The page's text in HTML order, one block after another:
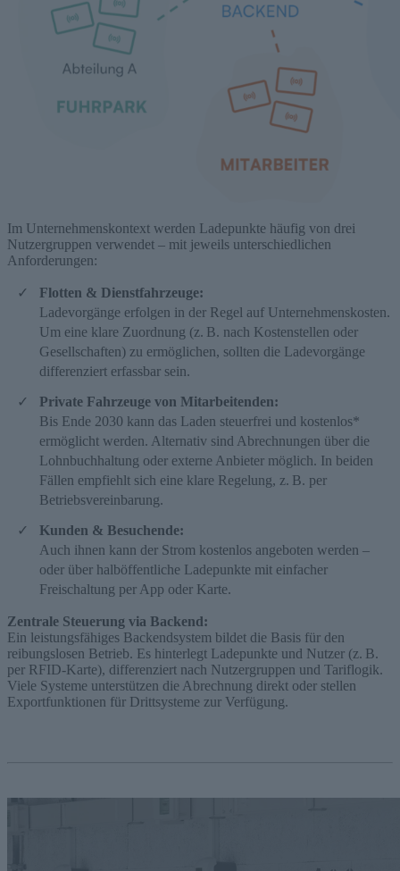
Im Unternehmenskontext werden Ladepunkte häufig von drei
Nutzergruppen verwendet – mit jeweils unterschiedlichen
Anforderungen:
Flotten & Dienstfahrzeuge:
Ladevorgänge erfolgen in der Regel auf Unternehmenskosten.
Um eine klare Zuordnung (z. B. nach Kostenstellen oder
Gesellschaften) zu ermöglichen, sollten die Ladevorgänge
differenziert erfassbar sein.
Private Fahrzeuge von Mitarbeitenden:
Bis Ende 2030 kann das Laden steuerfrei und kostenlos*
ermöglicht werden. Alternativ sind Abrechnungen über die
Lohnbuchhaltung oder externe Anbieter möglich. In beiden
Fällen empfiehlt sich eine klare Regelung, z. B. per
Betriebsvereinbarung.
Kunden & Besuchende:
Auch ihnen kann der Strom kostenlos angeboten werden –
oder über halböffentliche Ladepunkte mit einfacher
Freischaltung per App oder Karte.
Zentrale Steuerung via Backend:
Ein leistungsfähiges Backendsystem bildet die Basis für den
reibungslosen Betrieb. Es hinterlegt Ladepunkte und Nutzer (z. B.
per RFID-Karte), differenziert nach Nutzergruppen und Tariflogik.
Viele Systeme unterstützen die Abrechnung direkt oder stellen
Exportfunktionen für Drittsysteme zur Verfügung.